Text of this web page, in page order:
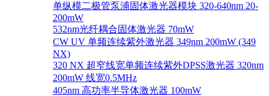
单纵模二极管泵浦固体激光器模块 320-640nm 20-
200mW
532nm光纤耦合固体激光器 70mW
CW UV 单频连续紫外激光器 349nm 200mW (349
NX)
320 NX 超窄线宽单频连续紫外DPSS激光器 320nm
200mW 线宽0.5MHz
405nm 高功率半导体激光器 100mW